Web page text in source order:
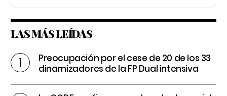
LAS MÁS LEÍDAS
Preocupación por el cese de 20 de los 33
dinamizadores de la FP Dual intensiva